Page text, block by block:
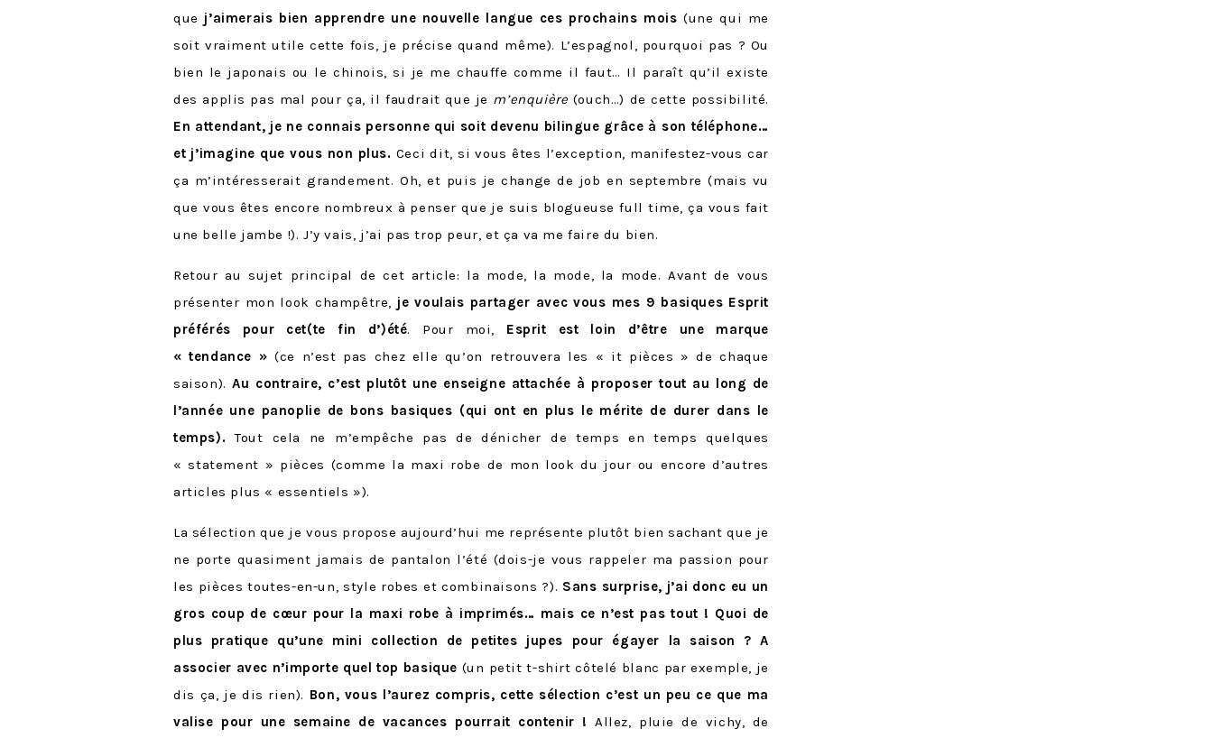
que j’aimerais bien apprendre une nouvelle langue ces prochains mois (une qui me
soit vraiment utile cette fois, je précise quand même). L’espagnol, pourquoi pas ? Ou
bien le japonais ou le chinois, si je me chauffe comme il faut… Il paraît qu’il existe
des applis pas mal pour ça, il faudrait que je m’enquière (ouch…) de cette possibilité.
En attendant, je ne connais personne qui soit devenu bilingue grâce à son téléphone…
et j’imagine que vous non plus. Ceci dit, si vous êtes l’exception, manifestez-vous car
ça m’intéresserait grandement. Oh, et puis je change de job en septembre (mais vu
que vous êtes encore nombreux à penser que je suis blogueuse full time, ça vous fait
une belle jambe !). J’y vais, j’ai pas trop peur, et ça va me faire du bien.
Retour au sujet principal de cet article: la mode, la mode, la mode. Avant de vous
présenter mon look champêtre, je voulais partager avec vous mes 9 basiques Esprit
préférés pour cet(te fin d’)été. Pour moi,
Esprit est loin d’être une marque
« tendance »(ce n’est pas chez elle qu’on retrouvera les « it pièces » de chaque
saison). Au contraire, c’est plutôt une enseigne attachée à proposer tout au long de
l’année une panoplie de bons basiques (qui ont en plus le mérite de durer dans le
temps). Tout cela ne m’empêche pas de dénicher de temps en temps quelques
« statement » pièces (comme la maxi robe de mon look du jour ou encore d’autres
articles plus « essentiels »).
La sélection que je vous propose aujourd’hui me représente plutôt bien sachant que je
ne porte quasiment jamais de pantalon l’été (dois-je vous rappeler ma passion pour
les pièces toutes-en-un, style robes et combinaisons ?). Sans surprise, j’ai donc eu un
gros coup de cœur pour la maxi robe à imprimés… mais ce n’est pas tout ! Quoi de
plus pratique qu’une mini collection de petites jupes pour égayer la saison ? A
associer avec n’importe quel top basique (un petit t-shirt côtelé blanc par exemple, je
dis ça, je dis rien). Bon, vous l’aurez compris, cette sélection c’est un peu ce que ma
valise pour une semaine de vacances pourrait contenir ! Allez, pluie de vichy, de